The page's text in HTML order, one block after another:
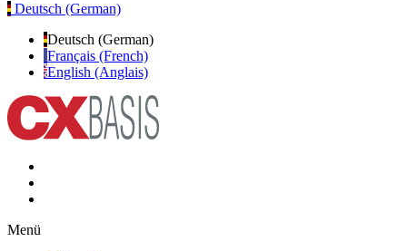
Deutsch (German)
Deutsch (German)
Français (French)
English (Anglais)
Menü